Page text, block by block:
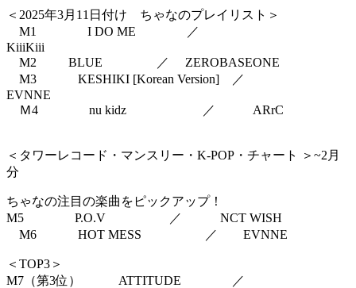
＜2025年3月11日付け ちゃなのプレイリスト＞
M1 I DO ME ／
KiiiKiii
M2 BLUE ／ ZEROBASEONE
M3 KESHIKI [Korean Version] ／
EVNNE
Ｍ4 nu kidz ／ ARrC
＜タワーレコード・マンスリー・K-POP・チャート ＞~2月
分
ちゃなの注目の楽曲をピックアップ！
M5 P.O.V ／ NCT WISH
M6 HOT MESS ／ EVNNE
＜TOP3＞
M7（第3位） ATTITUDE ／